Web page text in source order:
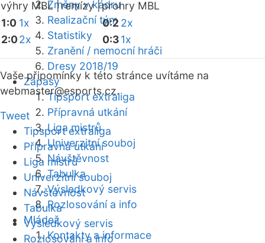
Změny v kádru
Realizační tým
Statistiky
Zranění / nemocní hráči
Dresy 2018/19
Zápasy
Tipsport extraliga
Přípravná utkání
Liga mistrů
Univerzitní souboj
Návštěvnost
Tabulka
Výsledkový servis
Rozlosování a info
Mládež
Kontakty a informace
výhry MBL |remízy |prohry MBL
1:0 1x
2:02x
0:22x
0:31x
Vaše připomínky k této stránce uvítáme na
webmaster@esports.cz.
Tweet
Tipsport extraliga
Přípravná utkání
Liga mistrů
Univerzitní souboj
Návštěvnost
Tabulka
Výsledkový servis
Rozlosování a info